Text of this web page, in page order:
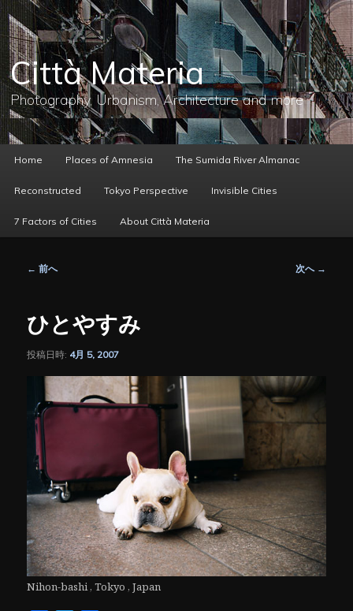
メ
イ
ン
コ
ン
テ
ン
へ
移
動
Città Materia
Photography, Urbanism, Architecture and more
ー
Home Places of Amnesia The Sumida River Almanac
Reconstructed Tokyo Perspective Invisible Cities
7 Factors of Cities About Città Materia
ゲ
シ
← 前へ 次へ →
ひとやすみ
投稿日時: 4月 5, 2007
Nihon-bashi , Tokyo , Japan